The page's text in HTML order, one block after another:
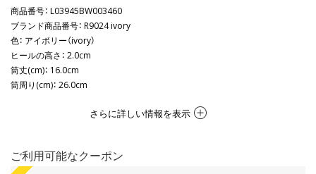
商品番号： L03945BW003460
ブランド商品番号： R9024 ivory
色： アイボリー（ivory）
ヒールの高さ ： 2.0cm
筒丈(cm)： 16.0cm
筒周り(cm)： 26.0cm
さらに詳しい情報を表示
ご利用可能なクーポン